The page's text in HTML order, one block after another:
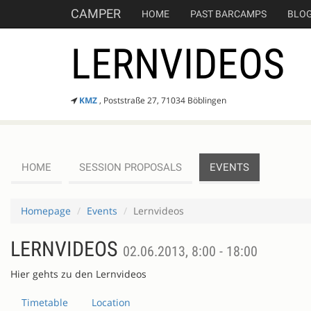
CAMPER HOME PAST BARCAMPS
LERNVIDEOS
KMZ, Poststraße 27, 71034 Böblingen
HOME SESSION PROPOSALS EVENTS
Homepage Events Lernvideos
LERNVIDEOS 02.06.2013, 8:00 - 18:00
Hier gehts zu den Lernvideos
Timetable Location